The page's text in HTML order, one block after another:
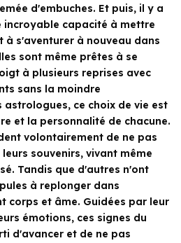
d'embuches. Et puis, il y a
incroyable capacité à mettre
à s'aventurer à nouveau dans
sont même prêtes à se
à plusieurs reprises avec
sans la moindre
astrologues, ce choix de vie est
et la personnalité de chacune.
volontairement de ne pas
souvenirs, vivant même
Tandis que d'autres n'ont
à replonger dans
corps et âme. Guidées par leur
émotions, ces signes du
d'avancer et de ne pas